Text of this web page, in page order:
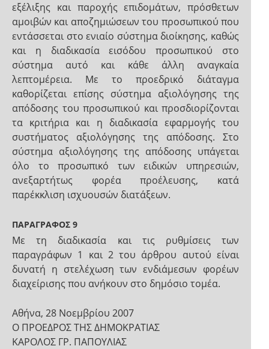
εξέλιξης και παροχής επιδομάτων, πρόσθετων
αμοιβών και αποζημιώσεων του προσωπικού που
εντάσσεται στο ενιαίο σύστημα διοίκησης, καθώς
και η διαδικασία εισόδου προσωπικού στο
σύστημα αυτό και κάθε άλλη αναγκαία
λεπτομέρεια. Με το προεδρικό διάταγμα
καθορίζεται επίσης σύστημα αξιολόγησης της
απόδοσης του προσωπικού και προσδιορίζονται
τα κριτήρια και η διαδικασία εφαρμογής του
συστήματος αξιολόγησης της απόδοσης. Στο
σύστημα αξιολόγησης της απόδοσης υπάγεται
όλο το προσωπικό των ειδικών υπηρεσιών,
ανεξαρτήτως φορέα προέλευσης, κατά
παρέκκλιση ισχυουσών διατάξεων.
ΠΑΡΑΓΡΑΦΟΣ 9
Με τη διαδικασία και τις ρυθμίσεις των
παραγράφων 1 και 2 του άρθρου αυτού είναι
δυνατή η στελέχωση των ενδιάμεσων φορέων
διαχείρισης που ανήκουν στο δημόσιο τομέα.
Αθήνα, 28 Νοεμβρίου 2007
Ο ΠΡΟΕΔΡΟΣ ΤΗΣ ΔΗΜΟΚΡΑΤΙΑΣ
ΚΑΡΟΛΟΣ ΓΡ. ΠΑΠΟΥΛΙΑΣ